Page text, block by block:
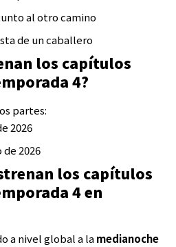
al otro camino
de un caballero
los capítulos
4?
partes:
2026
2026
los capítulos
4 en
a nivel global a lamedianoche